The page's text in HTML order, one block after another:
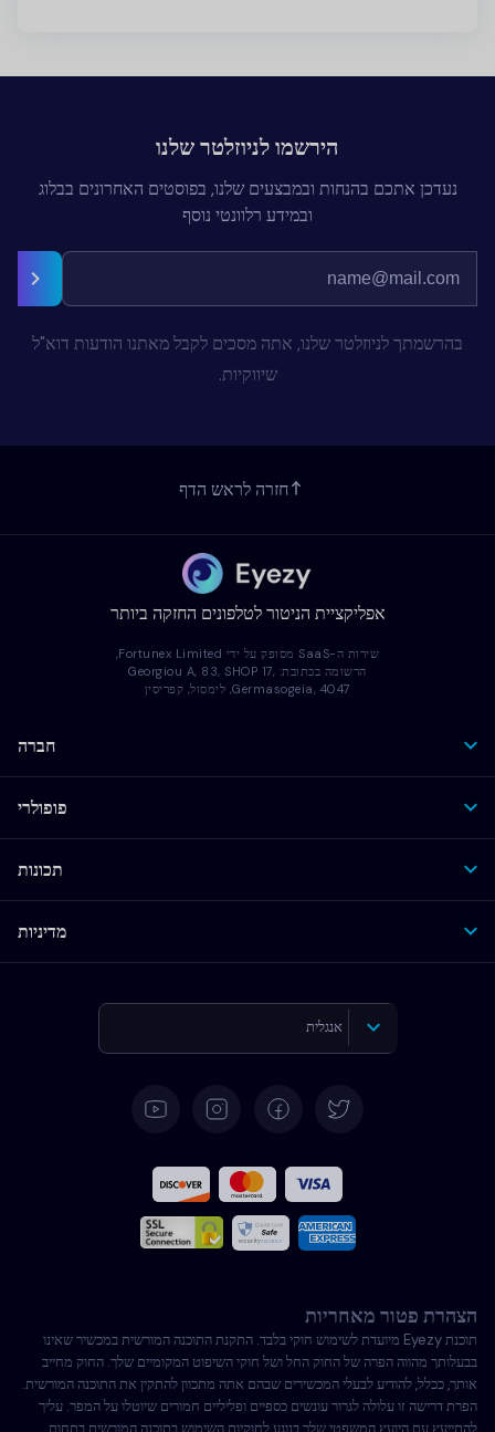
הירשמו לניוזלטר שלנו
נעדכן אתכם בהנחות ובמבצעים שלנו, בפוסטים האחרונים בבלוג
ובמידע רלוונטי נוסף
בהרשמתך לניוזלטר שלנו, אתה מסכים לקבל מאתנו הודעות דוא"ל
שיווקיות.
חזרה לראש הדף
אפליקציית הניטור לטלפונים החזקה ביותר
שירות ה-SaaS מסופק על ידי Fortunex Limited,
הרשומה בכתובת: Georgiou A, 83, SHOP 17,
Germasogeia, 4047, לימסול, קפריסין
חברה
פופולרי
תכונות
מדיניות
אנגלית
צרפתית
הצהרת פטור מאחריות
תוכנת Eyezy מיועדת לשימוש חוקי בלבד. התקנת התוכנה המורשית במכשיר שאינו
בבעלותך מהווה הפרה של החוק החל ושל חוקי השיפוט המקומיים שלך. החוק מחייב
אותך, ככלל, להודיע לבעלי המכשירים שבהם אתה מתכוון להתקין את התוכנה המורשית.
הפרת דרישה זו עלולה לגרור עונשים כספיים ופליליים חמורים שיוטלו על המפר. עליך
להתייעץ עם היועץ המשפטי שלך בנוגע לחוקיות השימוש בתוכנה המורשית בתחום